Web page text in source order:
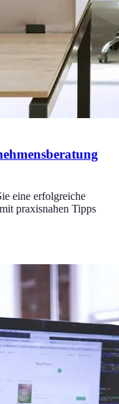
eine erfolgreiche
praxisnahen Tipps